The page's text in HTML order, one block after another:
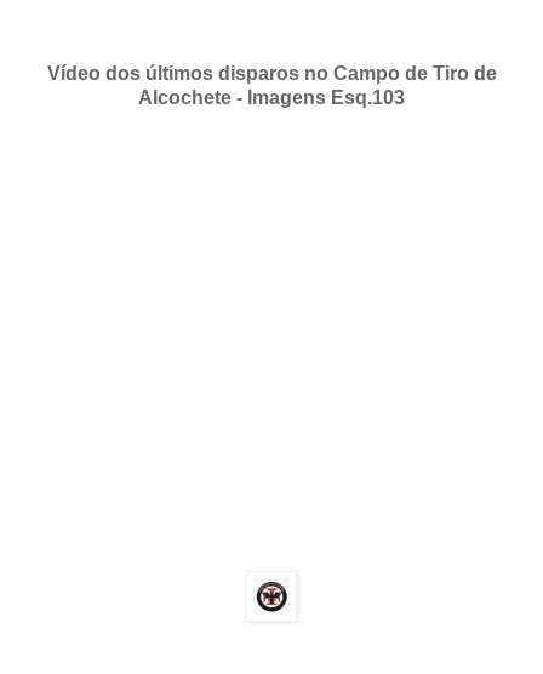
Vídeo dos últimos disparos no Campo de Tiro de
Alcochete - Imagens Esq.103